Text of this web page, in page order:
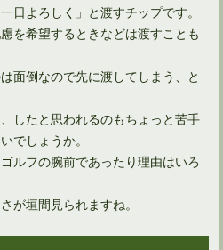
置は大幅に変わるのか？
日よろしく」と渡すチップです。
を希望するときなどは渡すことも
面倒なので先に渡してしまう、と
したと思われるのもちょっと苦手
でしょうか。
ルフの腕前であったり理由はいろ
が垣間見られますね。